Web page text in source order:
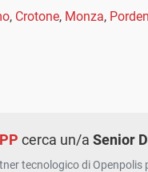
, Crotone, Monza,
cerca un/aSenior
tecnologico di